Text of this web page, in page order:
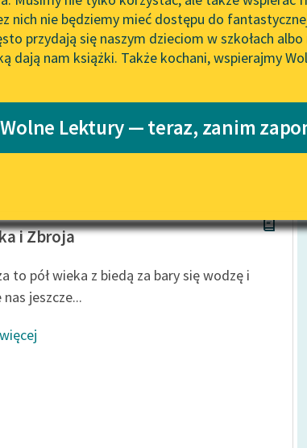
Pol’and’Rock Festivalu
„Kochanek Lady Chatterley”
do słuchania na Wolnych
Lekturach
Blog
Lektury szkolne i klasyka
E-kolekcja lektur szkolnych i
uczennic i uczniów z
niepełnosprawnościami
OAI-
nich nie będziemy mieć dostępu do
przydają się naszym dzieciom w szkołach
dają nam książki. Także kochani, wspierajmy
Lektury — teraz, zanim
Antonina Domańska✖
i Zbroja
to pół wieka z biedą za bary się wodzę i
nas jeszcze...